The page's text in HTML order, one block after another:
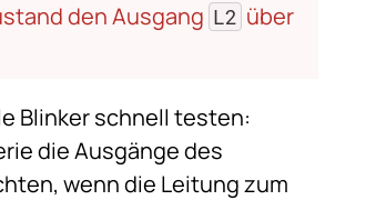
den Ausgang L2 über
Blinker schnell testen:
die Ausgänge des
wenn die Leitung zum